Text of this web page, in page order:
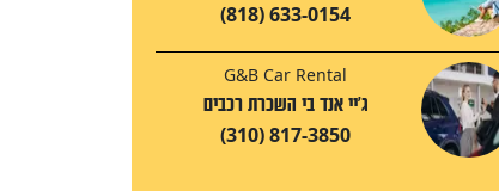
(818) 633-0154
G&B Car Rental
ג'יי אנד בי השכרת רכבים
(310) 817-3850